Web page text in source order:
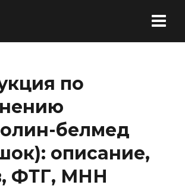
по
белмед
описание,
ФТГ, МНН